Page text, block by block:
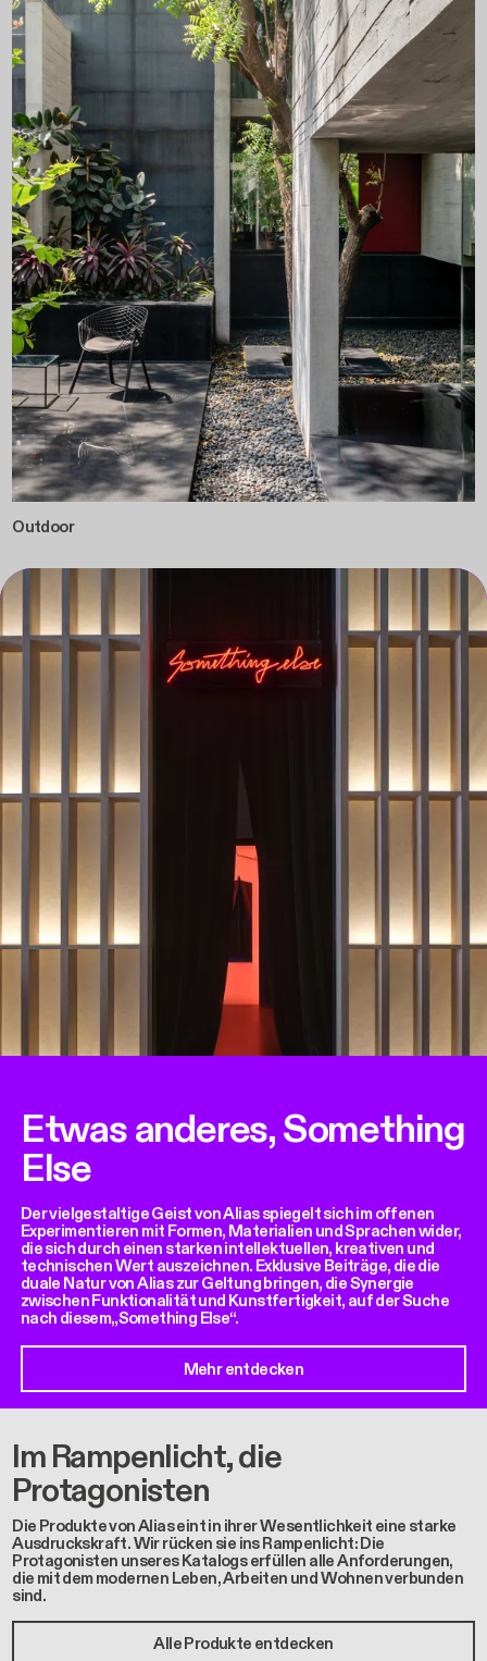
Outdoor
Etwas anderes, Something
Else
Der vielgestaltige Geist von Alias spiegelt sich im offenen
Experimentieren mit Formen, Materialien und Sprachen wider,
die sich durch einen starken intellektuellen, kreativen und
technischen Wert auszeichnen. Exklusive Beiträge, die die
duale Natur von Alias zur Geltung bringen, die Synergie
zwischen Funktionalität und Kunstfertigkeit, auf der Suche
nach diesem„Something Else“.
Mehr entdecken
Im Rampenlicht, die
Protagonisten
Die Produkte von Alias eint in ihrer Wesentlichkeit eine starke
Ausdruckskraft. Wir rücken sie ins Rampenlicht: Die
Protagonisten unseres Katalogs erfüllen alle Anforderungen,
die mit dem modernen Leben, Arbeiten und Wohnen verbunden
sind.
Alle Produkte entdecken